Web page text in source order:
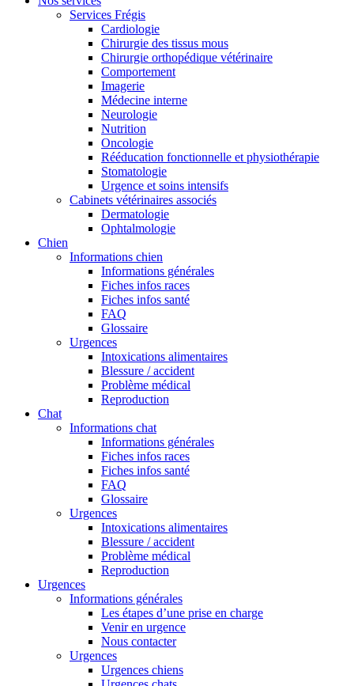
Services Frégis
Cardiologie
Chirurgie des tissus mous
Chirurgie orthopédique vétérinaire
Comportement
Imagerie
Médecine interne
Neurologie
Nutrition
Oncologie
Rééducation fonctionnelle et physiothérapie
Stomatologie
Urgence et soins intensifs
Cabinets vétérinaires associés
Dermatologie
Ophtalmologie
Chien
Informations chien
Informations générales
Fiches infos races
Fiches infos santé
FAQ
Glossaire
Urgences
Intoxications alimentaires
Blessure / accident
Problème médical
Reproduction
Chat
Informations chat
Informations générales
Fiches infos races
Fiches infos santé
FAQ
Glossaire
Urgences
Intoxications alimentaires
Blessure / accident
Problème médical
Reproduction
Urgences
Informations générales
Les étapes d’une prise en charge
Venir en urgence
Nous contacter
Urgences
Urgences chiens